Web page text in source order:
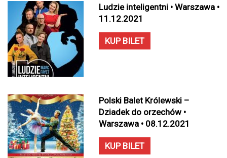
Ludzie inteligentni • Warszawa •
11.12.2021
KUP BILET
Polski Balet Królewski –
Dziadek do orzechów •
Warszawa • 08.12.2021
KUP BILET